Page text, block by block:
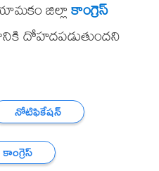
జిల్లాకాంగ్రెస్
దోహదపడుతుందని
నోటిఫికేషన్
కాంగ్రెస్